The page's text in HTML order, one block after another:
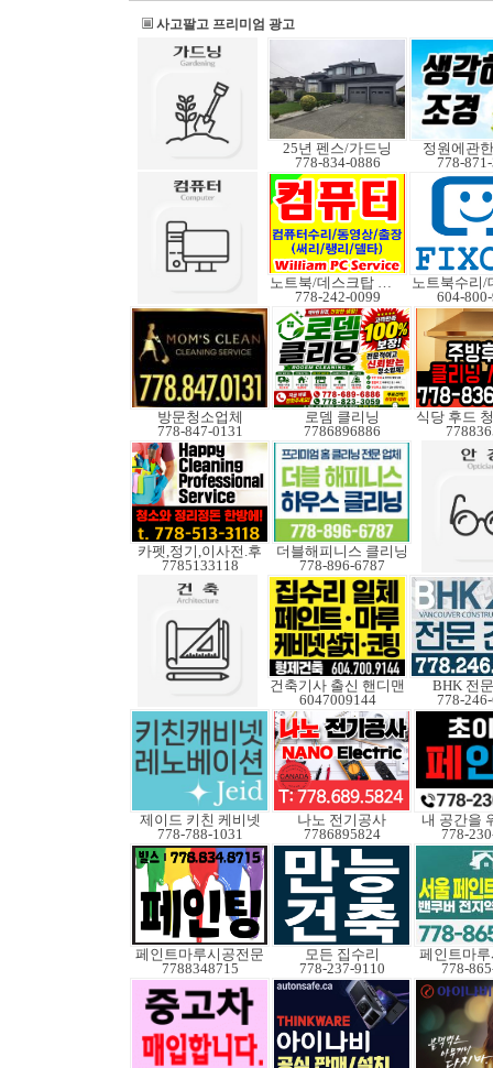
사고팔고 프리미엄 광고
25년 펜스/가드닝
778-834-0886
정원에관
778-
노트북/데스크탑 수리
778-242-0099
604-
방문청소업체
778-847-0131
로뎀 클리닝
7786896886
식당 후드
카펫,정기,이사전.후
7785133118
더블해피니스 클리닝
778-896-6787
건축기사 출신 핸디맨
6047009144
BHK 전
778-
제이드 키친 케비넷
778-788-1031
나노 전기공사
7786895824
내 공간을
778-
페인트마루시공전문
7788348715
모든 집수리
778-237-9110
페인트마
778-